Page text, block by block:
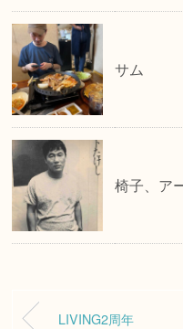
サム
椅子、ア
LIVING2周年